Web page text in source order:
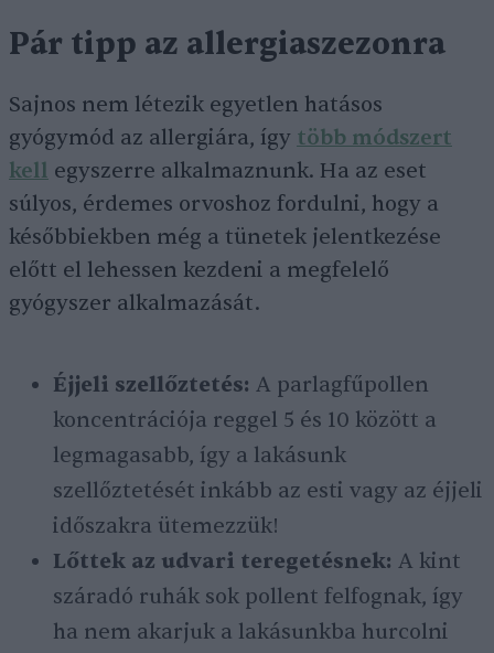
Pár tipp az allergiaszezonra
Sajnos nem létezik egyetlen hatásos
gyógymód az allergiára, így több módszert
kell egyszerre alkalmaznunk. Ha az eset
súlyos, érdemes orvoshoz fordulni, hogy a
későbbiekben még a tünetek jelentkezése
előtt el lehessen kezdeni a megfelelő
gyógyszer alkalmazását.
Éjjeli szellőztetés: A parlagfűpollen
koncentrációja reggel 5 és 10 között a
legmagasabb, így a lakásunk
szellőztetését inkább az esti vagy az éjjeli
időszakra ütemezzük!
Lőttek az udvari teregetésnek: A kint
száradó ruhák sok pollent felfognak, így
ha nem akarjuk a lakásunkba hurcolni